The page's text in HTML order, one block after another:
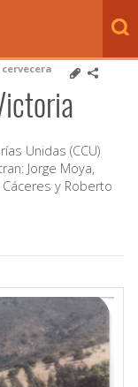
Unidas (CCU)
Jorge Moya,
Cáceres y Roberto